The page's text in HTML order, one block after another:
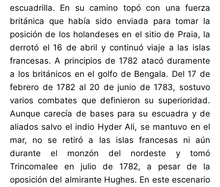
escuadrilla. En su camino topó con una fuerza
británica que había sido enviada para tomar la
posición de los holandeses en el sitio de Praia, la
derrotó el 16 de abril y continuó viaje a las islas
francesas. A principios de 1782 atacó duramente
a los británicos en el golfo de Bengala. Del 17 de
febrero de 1782 al 20 de junio de 1783, sostuvo
varios combates que definieron su superioridad.
Aunque carecía de bases para su escuadra y de
aliados salvo el indio Hyder Ali, se mantuvo en el
mar, no se retiró a las islas francesas ni aún
durante el monzón del nordeste y tomó
Trincomalee en julio de 1782, a pesar de la
oposición del almirante Hughes. En este escenario